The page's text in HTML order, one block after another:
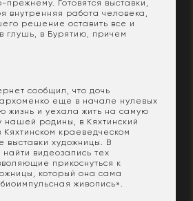
прежнему. Готовятся выставки,
внутренняя работа человека,
решение оставить все и
глушь, в Бурятию, причем
сообщил, что дочь
еще в начале нулевых
жизнь и уехала жить на самую
родины, в Кяхтинский
краеведческом
выставки художницы. В
видеозапись тех
прикоснуться к
который она сама
живопись».